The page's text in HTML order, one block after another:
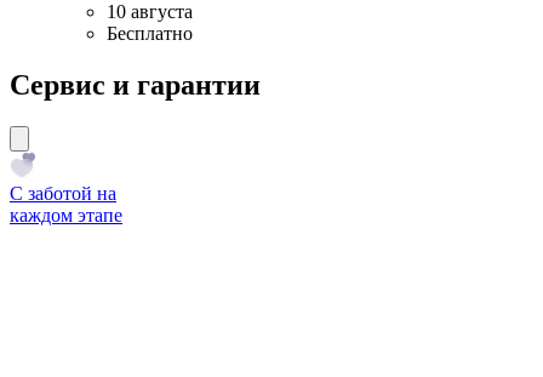
10 августа
Бесплатно
Сервис и гарантии
С заботой на
каждом этапе